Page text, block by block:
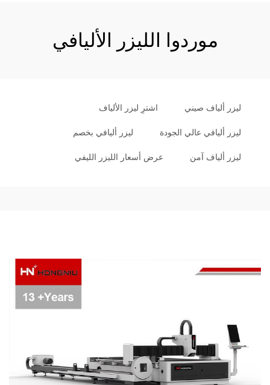
موردوا الليزر الأليافي
ليزر ألياف صيني اشترِ ليزر الألياف
ليزر أليافي عالي الجودة ليزر أليافي بخصم
ليزر ألياف آمن عرض أسعار الليزر الليفي